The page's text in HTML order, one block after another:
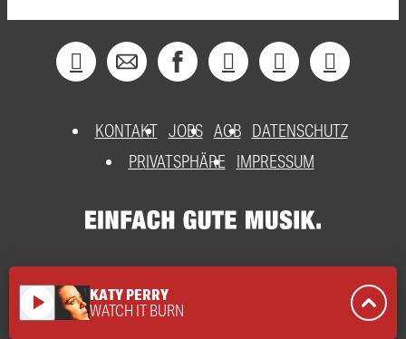
KONTAKT JOBS AGB DATENSCHUTZ
PRIVATSPHÄRE
IMPRESSUM
play_arrow KATY PERRY
WATCH IT BURN